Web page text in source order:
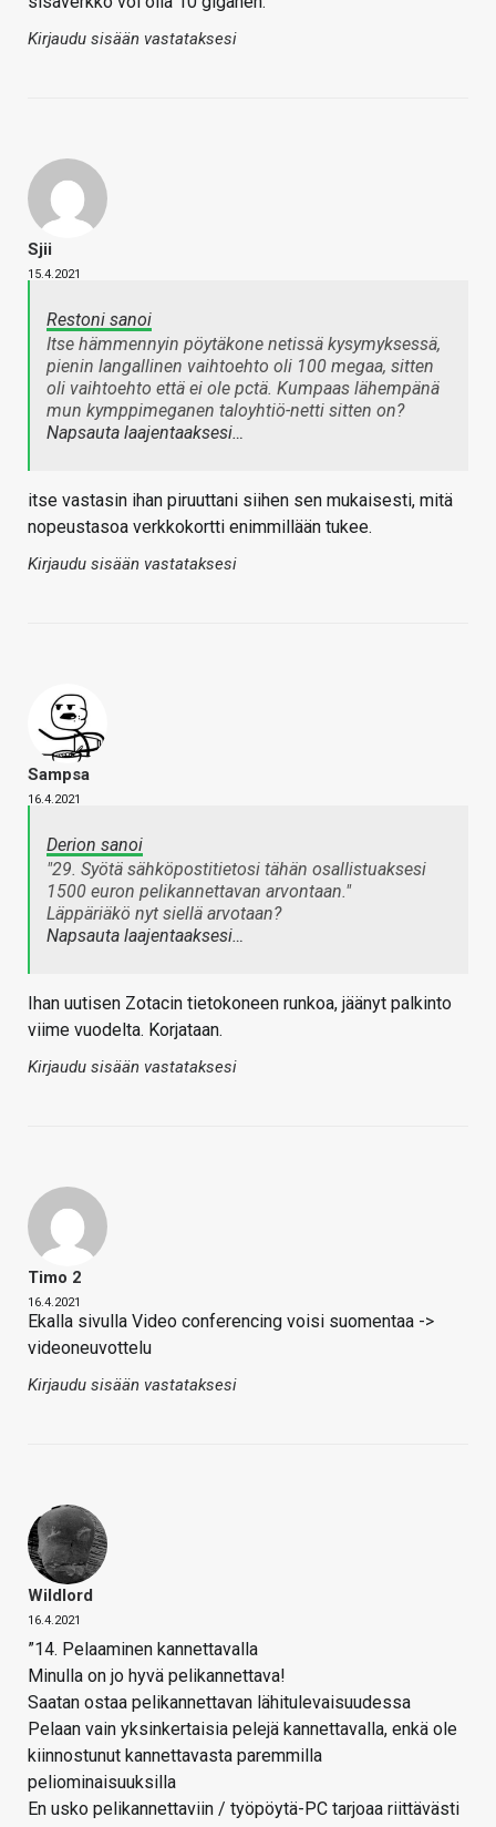
Kirjaudu sisään vastataksesi
Sjii
15.4.2021
Restoni sanoi
Itse hämmennyin pöytäkone netissä kysymyksessä,
pienin langallinen vaihtoehto oli 100 megaa, sitten
oli vaihtoehto että ei ole pctä. Kumpaas lähempänä
mun kymppimeganen taloyhtiö-netti sitten on?
Napsauta laajentaaksesi…
itse vastasin ihan piruuttani siihen sen mukaisesti, mitä
nopeustasoa verkkokortti enimmillään tukee.
Kirjaudu sisään vastataksesi
Sampsa
16.4.2021
Derion sanoi
"29. Syötä sähköpostitietosi tähän osallistuaksesi
1500 euron pelikannettavan arvontaan."
Läppäriäkö nyt siellä arvotaan?
Napsauta laajentaaksesi…
Ihan uutisen Zotacin tietokoneen runkoa, jäänyt palkinto
viime vuodelta. Korjataan.
Kirjaudu sisään vastataksesi
Timo 2
16.4.2021
Ekalla sivulla Video conferencing voisi suomentaa ->
videoneuvottelu
Kirjaudu sisään vastataksesi
Wildlord
16.4.2021
”14. Pelaaminen kannettavalla
Minulla on jo hyvä pelikannettava!
Saatan ostaa pelikannettavan lähitulevaisuudessa
Pelaan vain yksinkertaisia pelejä kannettavalla, enkä ole
kiinnostunut kannettavasta paremmilla
peliominaisuuksilla
En usko pelikannettaviin / työpöytä-PC tarjoaa riittävästi